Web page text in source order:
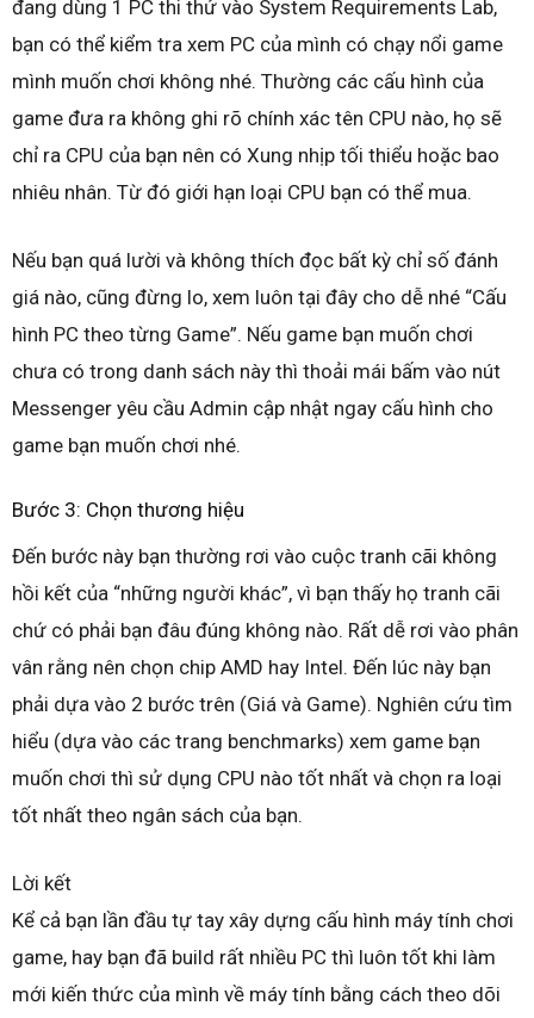
đang dùng 1 PC thi thử vào System Requirements Lab,
bạn có thể kiểm tra xem PC của mình có chạy nổi game
mình muốn chơi không nhé. Thường các cấu hình của
game đưa ra không ghi rõ chính xác tên CPU nào, họ sẽ
chỉ ra CPU của bạn nên có Xung nhịp tối thiểu hoặc bao
nhiêu nhân. Từ đó giới hạn loại CPU bạn có thể mua.
Nếu bạn quá lười và không thích đọc bất kỳ chỉ số đánh
giá nào, cũng đừng lo, xem luôn tại đây cho dễ nhé “Cấu
hình PC theo từng Game”. Nếu game bạn muốn chơi
chưa có trong danh sách này thì thoải mái bấm vào nút
Messenger yêu cầu Admin cập nhật ngay cấu hình cho
game bạn muốn chơi nhé.
Bước 3: Chọn thương hiệu
Đến bước này bạn thường rơi vào cuộc tranh cãi không
hồi kết của “những người khác”, vì bạn thấy họ tranh cãi
chứ có phải bạn đâu đúng không nào. Rất dễ rơi vào phân
vân rằng nên chọn chip AMD hay Intel. Đến lúc này bạn
phải dựa vào 2 bước trên (Giá và Game). Nghiên cứu tìm
hiểu (dựa vào các trang benchmarks) xem game bạn
muốn chơi thì sử dụng CPU nào tốt nhất và chọn ra loại
tốt nhất theo ngân sách của bạn.
Lời kết
Kể cả bạn lần đầu tự tay xây dựng cấu hình máy tính chơi
game, hay bạn đã build rất nhiều PC thì luôn tốt khi làm
mới kiến thức của mình về máy tính bằng cách theo dõi